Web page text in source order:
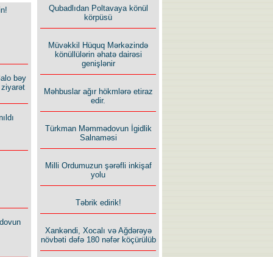
bəy
ziyarət
Qubadlıdan Poltavaya könül
körpüsü
Müvəkkil Hüquq Mərkəzində
könüllülərin əhatə dairəsi
genişlənir
Məhbuslar ağır hökmlərə etiraz
edir.
Türkman Məmmədovun İgidlik
Salnaməsi
Milli Ordumuzun şərəfli inkişaf
yolu
Təbrik edirik!
Xankəndi, Xocalı və Ağdərəyə
növbəti dəfə 180 nəfər köçürülüb